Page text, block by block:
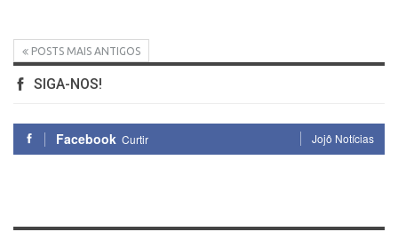
POSTS MAIS ANTIGOS
SIGA-NOS!
Facebook Curtir Jojô Notícias